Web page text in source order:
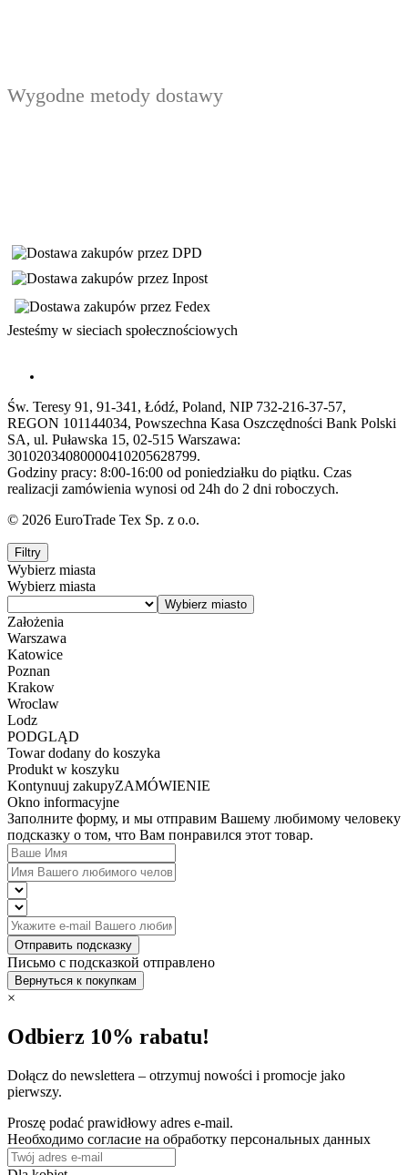
Wygodne metody dostawy
Jesteśmy w sieciach społecznościowych
Św. Teresy 91, 91-341, Łódź, Poland, NIP 732-216-37-57,
REGON 101144034, Powszechna Kasa Oszczędności Bank Polski
SA, ul. Puławska 15, 02-515 Warszawa:
30102034080000410205628799.
Godziny pracy: 8:00-16:00 od poniedziałku do piątku. Czas
realizacji zamówienia wynosi od 24h do 2 dni roboczych.
© 2026 EuroTrade Tex Sp. z o.o.
Filtry
Wybierz miasta
Wybierz miasta
Założenia
Warszawa
Katowice
Poznan
Krakow
Wroclaw
Lodz
PODGLĄD
Towar dodany do koszyka
Produkt w koszyku
Kontynuuj zakupyZAMÓWIENIE
Okno informacyjne
Заполните форму, и мы отправим Вашему любимому человеку
подсказку о том, что Вам понравился этот товар.
Отправить подсказку
Письмо с подсказкой отправлено
Вернуться к покупкам
×
Odbierz 10% rabatu!
Dołącz do newslettera – otrzymuj nowości i promocje jako
pierwszy.
Proszę podać prawidłowy adres e-mail.
Необходимо согласие на обработку персональных данных